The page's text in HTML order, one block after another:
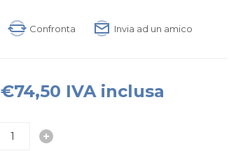
Confronta Invia ad un amico
€74,50 IVA inclusa